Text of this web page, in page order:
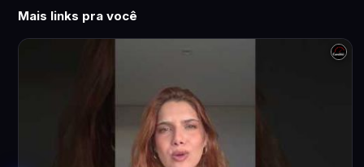
Mais links pra você